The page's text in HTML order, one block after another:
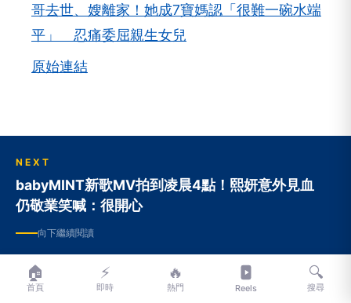
哥去世、嫂離家！她成7寶媽認「很難一碗水端
平」 忍痛委屈親生女兒
原始連結
NEXT
babyMINT新歌MV拍到凌晨4點！熙妍意外見血
仍敬業笑喊：很開心
向下繼續閱讀
babyMINT新歌MV拍到凌晨4點！
🏠
首頁
⚡
即時
🔥
熱門 Reels
🔍
搜尋